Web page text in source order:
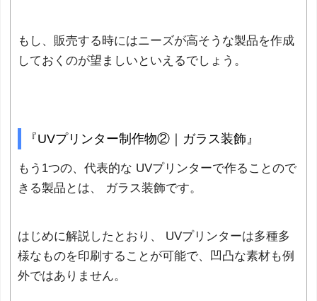
もし、販売する時にはニーズが高そうな製品を作成
しておくのが望ましいといえるでしょう。
『UVプリンター制作物②｜ガラス装飾』
もう1つの、代表的な UVプリンターで作ることので
きる製品とは、 ガラス装飾です。
はじめに解説したとおり、 UVプリンターは多種多
様なものを印刷することが可能で、凹凸な素材も例
外ではありません。